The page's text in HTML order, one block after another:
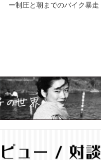
ー制圧と朝までのバイク暴走